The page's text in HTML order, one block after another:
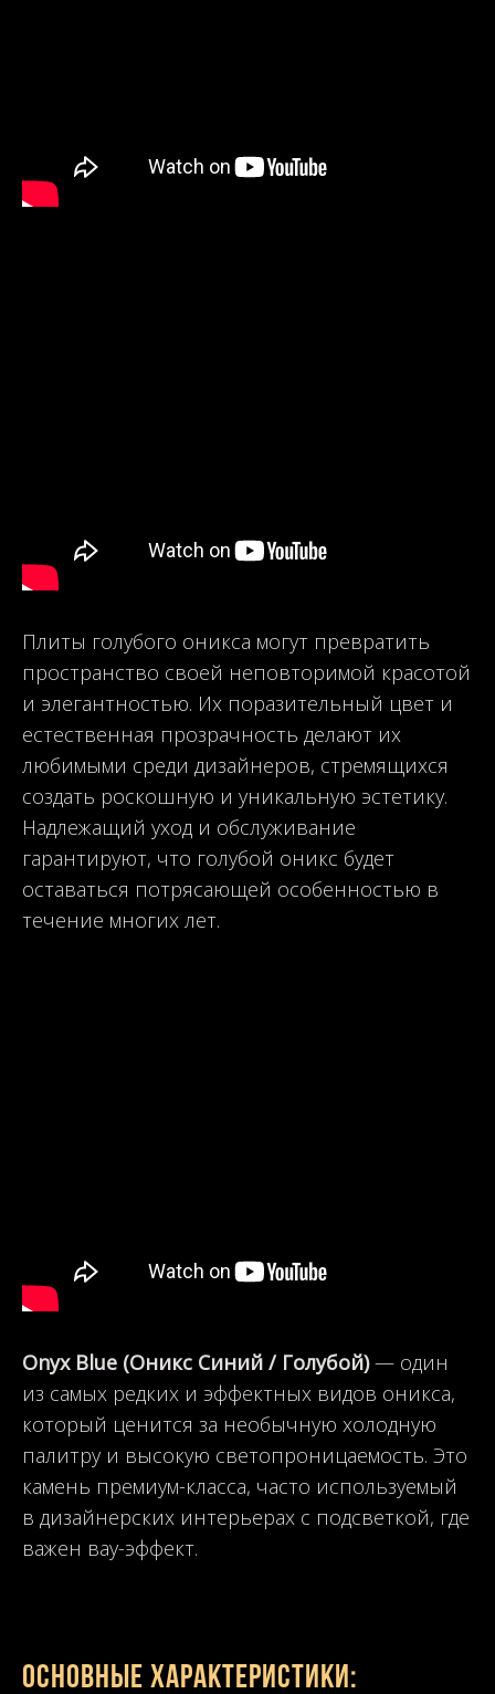
Плиты голубого оникса могут превратить
пространство своей неповторимой красотой
и элегантностью. Их поразительный цвет и
естественная прозрачность делают их
любимыми среди дизайнеров, стремящихся
создать роскошную и уникальную эстетику.
Надлежащий уход и обслуживание
гарантируют, что голубой оникс будет
оставаться потрясающей особенностью в
течение многих лет.
Onyx Blue (Оникс Синий / Голубой)— один
из самых редких и эффектных видов оникса,
который ценится за необычную холодную
палитру и высокую светопроницаемость. Это
камень премиум-класса, часто используемый
в дизайнерских интерьерах с подсветкой, где
важен вау-эффект.
Основные характеристики: